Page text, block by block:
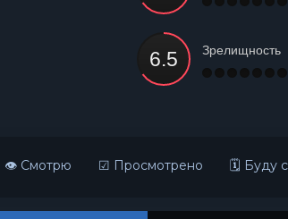
Зрелищность
👁 Смотрю ☑ Просмотрено 🗓 Буду